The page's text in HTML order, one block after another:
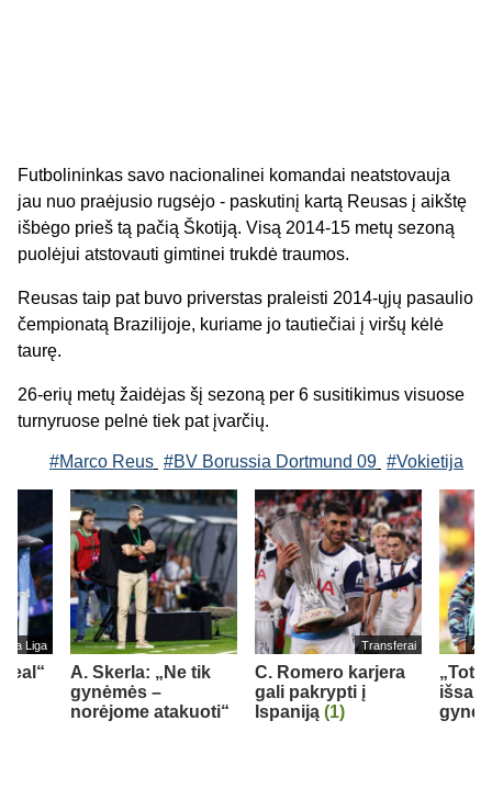
Futbolininkas savo nacionalinei komandai neatstovauja
jau nuo praėjusio rugsėjo - paskutinį kartą Reusas į aikštę
išbėgo prieš tą pačią Škotiją. Visą 2014-15 metų sezoną
puolėjui atstovauti gimtinei trukdė traumos.
Reusas taip pat buvo priverstas praleisti 2014-ųjų pasaulio
čempionatą Brazilijoje, kuriame jo tautiečiai į viršų kėlė
taurę.
26-erių metų žaidėjas šį sezoną per 6 susitikimus visuose
turnyruose pelnė tiek pat įvarčių.
#Marco Reus #BV Borussia Dortmund 09 #Vokietija
La Liga
A. Skerla: „Ne tik
gynėmės –
norėjome atakuoti“
Transferai
C. Romero karjera
gali pakrypti į
Ispaniją (1)